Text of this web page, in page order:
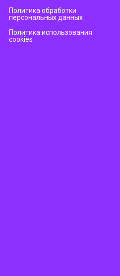
Политика обработки
персональных данных
Политика использования
cookies